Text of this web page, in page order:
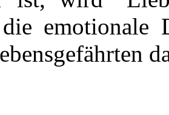
emotionale